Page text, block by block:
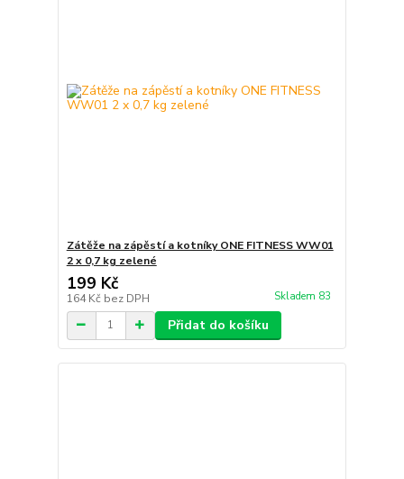
Zátěže na zápěstí a kotníky ONE FITNESS WW01
2 x 0,7 kg zelené
199 Kč
164 Kč bez DPH Skladem 83
Přidat do košíku